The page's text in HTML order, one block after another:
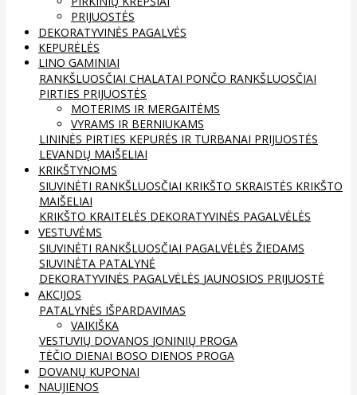
PRIJUOSTĖS
DEKORATYVINĖS PAGALVĖS
KEPURĖLĖS
LINO GAMINIAI
RANKŠLUOSČIAI CHALATAI PONČO RANKŠLUOSČIAI
PIRTIES PRIJUOSTĖS
MOTERIMS IR MERGAITĖMS
VYRAMS IR BERNIUKAMS
LININĖS PIRTIES KEPURĖS IR TURBANAI PRIJUOSTĖS
LEVANDŲ MAIŠELIAI
KRIKŠTYNOMS
SIUVINĖTI RANKŠLUOSČIAI KRIKŠTO SKRAISTĖS KRIKŠTO
MAIŠELIAI
KRIKŠTO KRAITELĖS DEKORATYVINĖS PAGALVĖLĖS
VESTUVĖMS
SIUVINĖTI RANKŠLUOSČIAI PAGALVĖLĖS ŽIEDAMS
SIUVINĖTA PATALYNĖ
DEKORATYVINĖS PAGALVĖLĖS JAUNOSIOS PRIJUOSTĖ
AKCIJOS
PATALYNĖS IŠPARDAVIMAS
VAIKIŠKA
VESTUVIŲ DOVANOS JONINIŲ PROGA
TĖČIO DIENAI BOSO DIENOS PROGA
DOVANŲ KUPONAI
NAUJIENOS